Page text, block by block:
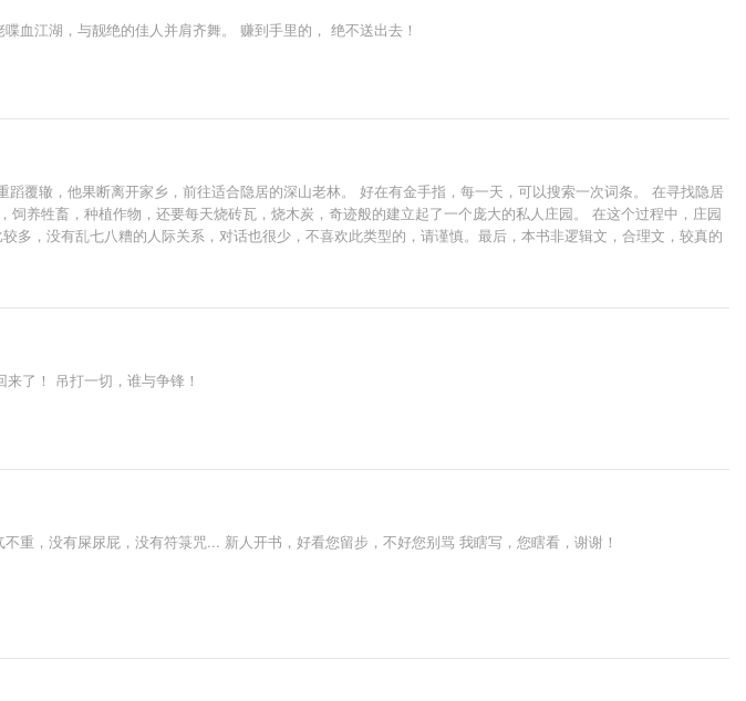
血江湖，与靓绝的佳人并肩齐舞。 赚到手里的， 绝不送出去！
覆辙，他果断离开家乡，前往适合隐居的深山老林。 好在有金手指，每一天，可以搜索一次词条。 在寻找隐居
养牲畜，种植作物，还要每天烧砖瓦，烧木炭，奇迹般的建立起了一个庞大的私人庄园。 在这个过程中，庄园
，没有乱七八糟的人际关系，对话也很少，不喜欢此类型的，请谨慎。最后，本书非逻辑文，合理文，较真的
了！ 吊打一切，谁与争锋！
，没有屎尿屁，没有符箓咒... 新人开书，好看您留步，不好您别骂 我瞎写，您瞎看，谢谢！